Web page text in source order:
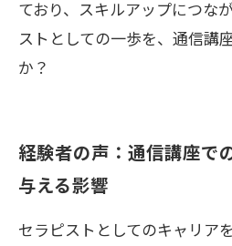
ており、スキルアップにつな
ストとしての一歩を、通信講
か？
経験者の声：通信講座で
与える影響
セラピストとしてのキャリア